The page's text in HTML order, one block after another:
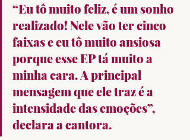
“Eu tô muito feliz, é um sonho
realizado! Nele vão ter cinco
faixas e eu tô muito ansiosa
porque esse EP tá muito a
minha cara. A principal
mensagem que ele traz é a
intensidade das emoções”,
declara a cantora.